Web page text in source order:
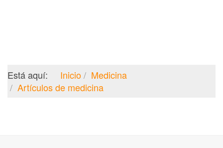
Está aquí: Inicio
Medicina
Artículos de medicina